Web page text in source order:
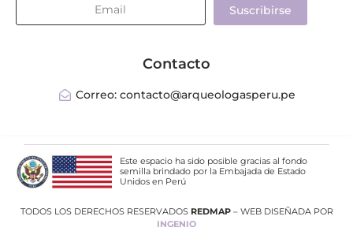
Suscribirse
Contacto
Correo: contacto@arqueologasperu.pe
Este espacio ha sido posible gracias al fondo
semilla brindado por la Embajada de Estado
Unidos en Perú
TODOS LOS DERECHOS RESERVADOS REDMAP– WEB DISEÑADA POR
INGENIO